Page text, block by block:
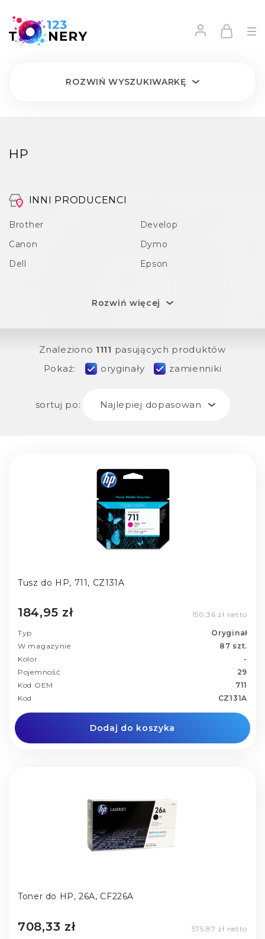
ROZWIŃ WYSZUKIWARKĘ
HP
INNI PRODUCENCI
Brother
Canon
Dell
Develop
Dymo
Epson
Rozwiń więcej
Znaleziono 1111 pasujących produktów
Pokaż:
oryginały zamienniki
sortuj po: Najlepiej dopasowane
Tusz do HP, 711, CZ131A
184,95 zł 150,36 zł netto
Typ
Oryginał
W magazynie
87 szt.
Kolor
-
Pojemność
29
Kod OEM
711
Kod
CZ131A
Dodaj do koszyka
Toner do HP, 26A, CF226A
708,33 zł 575,87 zł netto